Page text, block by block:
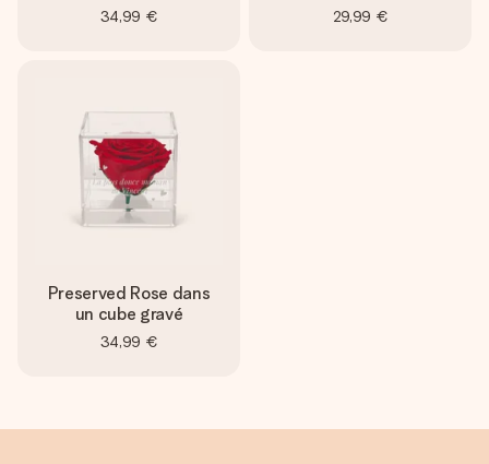
34,99 € 29,99 €
Preserved Rose dans
un cube gravé
34,99 €